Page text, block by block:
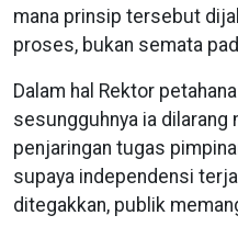
mana prinsip tersebut
proses, bukan semata
Dalam hal Rektor
sesungguhnya ia
penjaringan tugas
supaya independensi
ditegakkan, publik